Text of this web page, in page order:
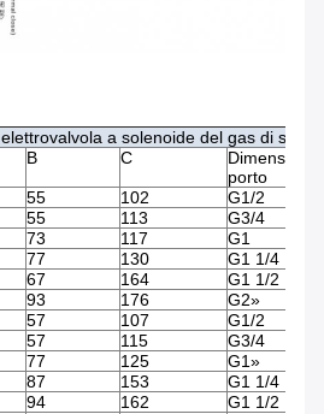
elettrovalvola a solenoide del gas di serie
B C
Dimensione
porto
55 102
G1/2
55 113
G3/4
73 117
G1
77 130
G1 1/4
67 164
G1 1/2
93 176
G2»
57 107
G1/2
57 115
G3/4
77 125
G1»
87 153
G1 1/4
94 162
G1 1/2